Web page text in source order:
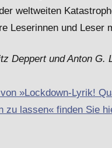
weltweiten
Leserinnen und Leser
Deppert und Anton G.
»Lockdown-Lyrik!
zu lassen« finden Sie